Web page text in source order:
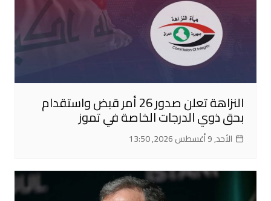
النزاهة تعلن صدور 26 أمر قبض واستقدام
بحق ذوي الدرجات الخاصة في تموز
الأحد, 9 أغسطس 2026, 13:50